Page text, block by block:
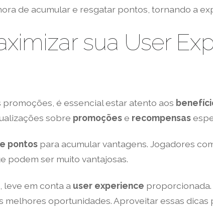
de acumular e resgatar pontos, tornando a
sua User
é essencial estar atento aos
sobre promoçõese recompensas
pontos para acumular vantagens. Jogadores
podem ser muito vantajosas.
em conta a user experience
melhores oportunidades. Aproveitar essas dicas